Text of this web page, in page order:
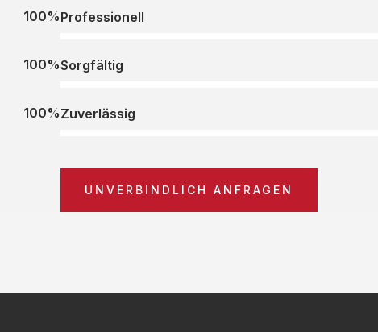
Professionell
100%
Sorgfältig
100%
Zuverlässig
100%
UNVERBINDLICH ANFRAGEN